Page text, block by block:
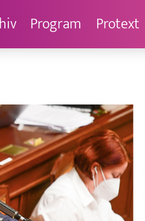
Program Protext